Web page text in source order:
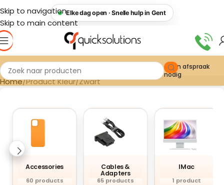
Elke dag open · Snelle hulp in Gent
Skip to navigation
Skip to main content
Geen afspraak
nodig
Home Product Kleur Zwart
Accessories
60 products
Cables &
Adapters
65 products
IMac
1 product